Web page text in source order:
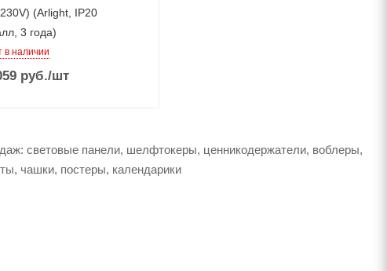
(Arlight, IP20
3 года)
в наличии
руб./шт
световые панели, шелфтокеры, ценникодержатели, воблеры,
чашки, постеры, календарики